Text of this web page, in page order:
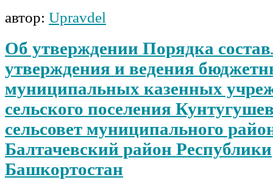
автор: Upravdel
Об утверждении Порядка
утверждения и ведения
муниципальных казенных
сельского поселения
сельсовет муниципального
Балтачевский район Республики
Башкортостан